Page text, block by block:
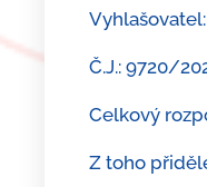
Č.J.: 9720/
Celkový
Z toho